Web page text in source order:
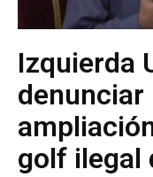
Izquierda
denunciar
golf ilegal